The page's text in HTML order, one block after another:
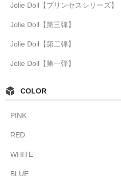
Jolie Doll【プリンセスシリーズ】
Jolie Doll【第三弾】
Jolie Doll【第二弾】
Jolie Doll【第一弾】
COLOR
PINK
RED
WHITE
BLUE